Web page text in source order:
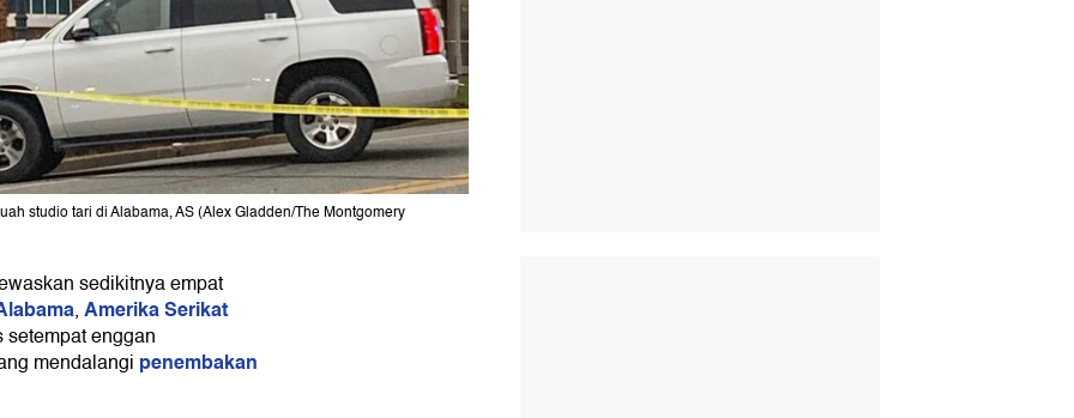
studio tari di Alabama, AS (Alex Gladden/The Montgomery
sedikitnya empat
,Amerika Serikat
enggan
mendalangi penembakan